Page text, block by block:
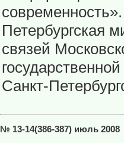
Петербургская
связей
Санкт-
№ 13-14(386-387) июль 2008